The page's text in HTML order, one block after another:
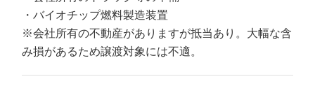
・バイオチップ燃料製造装置
※会社所有の不動産がありますが抵当あり。大幅な含
み損があるため譲渡対象には不適。